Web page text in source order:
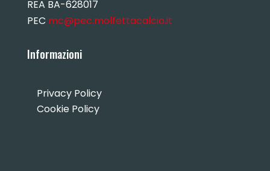
REA BA-628017
PEC mc@pec.molfettacalcio.it
Informazioni
Privacy Policy
Cookie Policy